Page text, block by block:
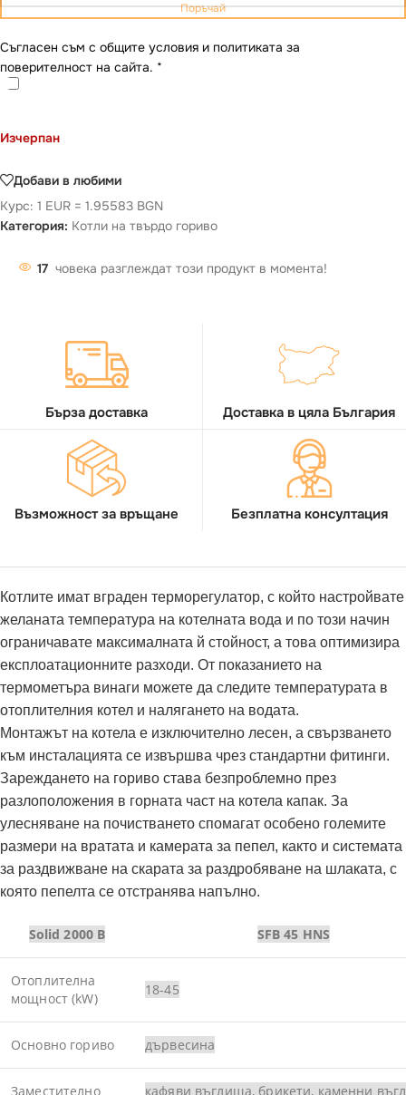
Поръчай
Съгласен съм с общите условия и политиката за
поверителност на сайта. *
Изчерпан
Добави в любими
Курс: 1 EUR = 1.95583 BGN
Категория: Котли на твърдо гориво
17 човека разглеждат този продукт в момента!
Бърза доставка Доставка в цяла България
Възможност за връщане Безплатна консултация
Котлите имат вграден терморегулатор, с който настройвате
желаната температура на котелната вода и по този начин
ограничавате максималната й стойност, а това оптимизира
експлоатационните разходи. От показанието на
термометъра винаги можете да следите температурата в
отоплителния котел и налягането на водата.
Монтажът на котела е изключително лесен, а свързването
към инсталацията се извършва чрез стандартни фитинги.
Зареждането на гориво става безпроблемно през
разлоположения в горната част на котела капак. За
улесняване на почистването спомагат особено големите
размери на вратата и камерата за пепел, както и системата
за раздвижване на скарата за раздробяване на шлаката, с
която пепелта се отстранява напълно.
Solid 2000 B SFB 45 HNS
Отоплителна
мощност (kW)
18-45
Основно гориво дървесина
Заместително кафяви въглища, брикети, каменни